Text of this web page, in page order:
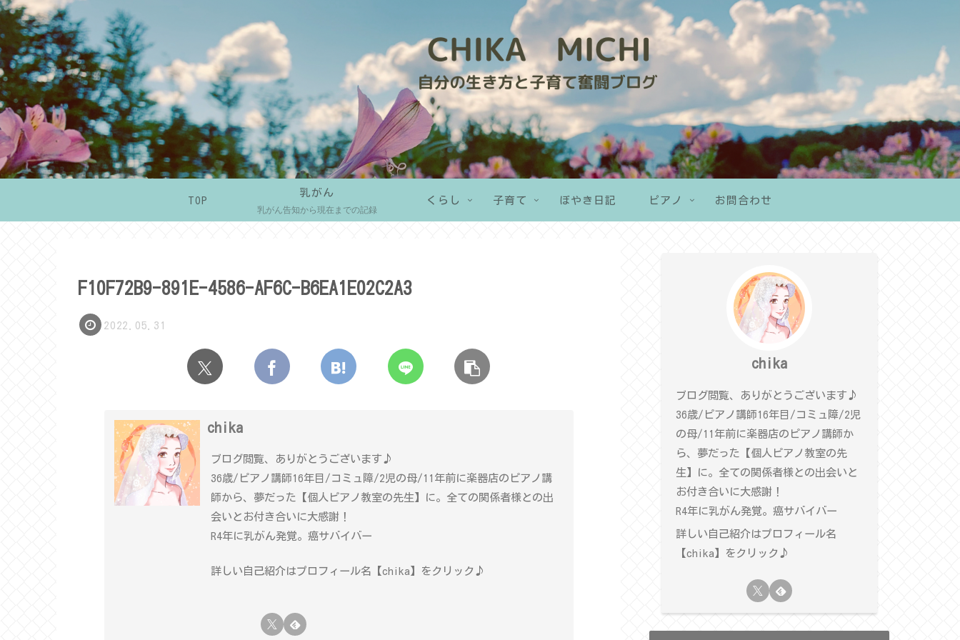
TOP
乳がん
乳がん告知から現在までの記録
くらし 子育て ぼやき日記 ピアノ お問合わせ
F10F72B9-891E-4586-AF6C-B6EA1E02C2A3
2022.05.31
chika
ブログ閲覧、ありがとうございます♪
36歳/ピアノ講師16年目/コミュ障/2児の母/11年前に楽器店のピアノ講
師から、夢だった【個人ピアノ教室の先生】に。全ての関係者様との出
会いとお付き合いに大感謝！
R4年に乳がん発覚。癌サバイバー
詳しい自己紹介はプロフィール名【chika】をクリック♪
chika
ブログ閲覧、ありがとうございます♪
36歳/ピアノ講師16年目/コミュ障/2児
の母/11年前に楽器店のピアノ講師か
ら、夢だった【個人ピアノ教室の先
生】に。全ての関係者様との出会いと
お付き合いに大感謝！
R4年に乳がん発覚。癌サバイバー
詳しい自己紹介はプロフィール名
【chika】をクリック♪